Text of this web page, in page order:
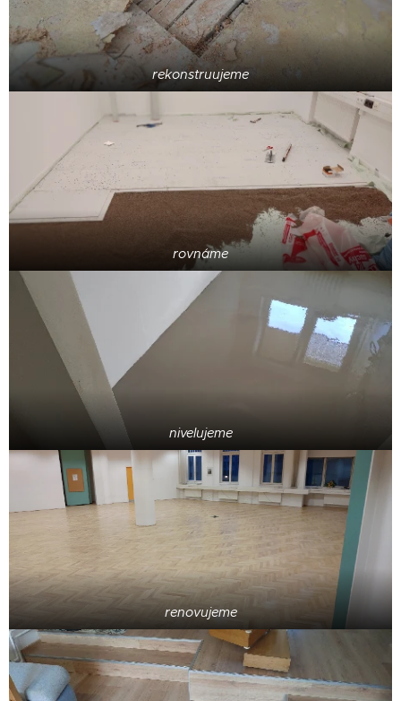
rekonstruujeme
rovnáme
nivelujeme
renovujeme